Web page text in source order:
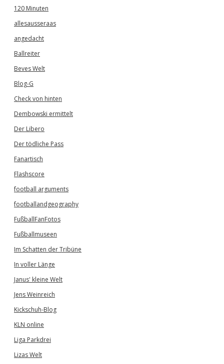
120 Minuten
allesausseraas
angedacht
Ballreiter
Beves Welt
Blog-G
Check von hinten
Dembowski ermittelt
Der Libero
Der tödliche Pass
Fanartisch
Flashscore
football arguments
footballandgeography
FußballFanFotos
Fußballmuseen
Im Schatten der Tribüne
In voller Länge
Janus' kleine Welt
Jens Weinreich
Kickschuh-Blog
KLN online
Liga Parkdrei
Lizas Welt